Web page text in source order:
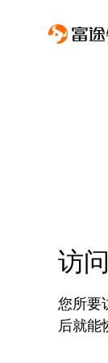
访
您所要
后就能